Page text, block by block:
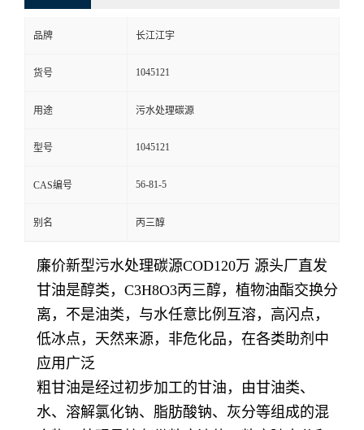
品牌 长江江宇
货号 1045121
用途 污水处理碳源
型号 1045121
CAS编号 56-81-5
别名 丙三醇
廉价新型污水处理碳源COD120万 源头厂直发
甘油是醇类，C3H8O3丙三醇，植物油酯交换分
离，不是油类，与水任意比例互溶，高闪点，
低冰点，天然来源，非危化品，在各类助剂中
应用广泛
粗甘油是经过初步加工的甘油，由甘油类、
水、溶解氯化钠、脂肪酸钠、灰分等组成的混